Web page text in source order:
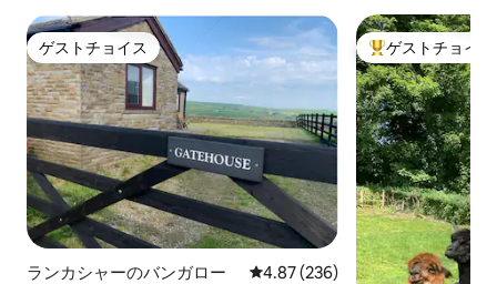
ゲストチョイス
ゲストチョイス
ランカシャーのバンガロー レビュー236件、5つ星中4.87つ
4.87 (236)
大好評のゲスト
ゲストチョイス